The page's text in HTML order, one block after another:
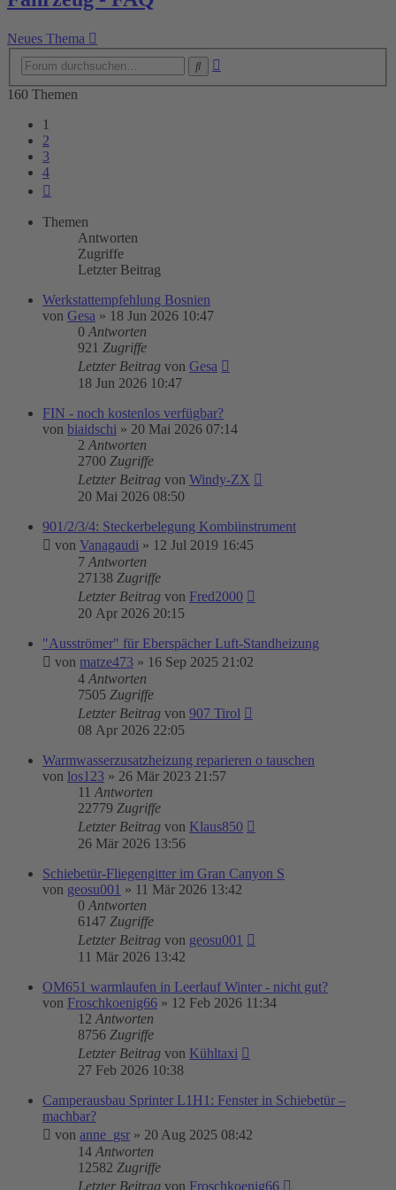
Neues Thema
160 Themen
1
2
3
4
Themen
Antworten
Zugriffe
Letzter Beitrag
Werkstattempfehlung Bosnien
von Gesa » 18 Jun 2026 10:47
0 Antworten
921 Zugriffe
Letzter Beitrag von Gesa
18 Jun 2026 10:47
FIN - noch kostenlos verfügbar?
von biaidschi » 20 Mai 2026 07:14
2 Antworten
2700 Zugriffe
Letzter Beitrag von Windy-ZX
20 Mai 2026 08:50
901/2/3/4: Steckerbelegung Kombiinstrument
von Vanagaudi » 12 Jul 2019 16:45
7 Antworten
27138 Zugriffe
Letzter Beitrag von Fred2000
20 Apr 2026 20:15
"Ausströmer" für Eberspächer Luft-Standheizung
von matze473 » 16 Sep 2025 21:02
4 Antworten
7505 Zugriffe
Letzter Beitrag von 907 Tirol
08 Apr 2026 22:05
Warmwasserzusatzheizung reparieren o tauschen
von los123 » 26 Mär 2023 21:57
11 Antworten
22779 Zugriffe
Letzter Beitrag von Klaus850
26 Mär 2026 13:56
Schiebetür-Fliegengitter im Gran Canyon S
von geosu001 » 11 Mär 2026 13:42
0 Antworten
6147 Zugriffe
Letzter Beitrag von geosu001
11 Mär 2026 13:42
OM651 warmlaufen in Leerlauf Winter - nicht gut?
von Froschkoenig66 » 12 Feb 2026 11:34
12 Antworten
8756 Zugriffe
Letzter Beitrag von Kühltaxi
27 Feb 2026 10:38
Camperausbau Sprinter L1H1: Fenster in Schiebetür –
machbar?
von anne_gsr » 20 Aug 2025 08:42
14 Antworten
12582 Zugriffe
Letzter Beitrag von Froschkoenig66